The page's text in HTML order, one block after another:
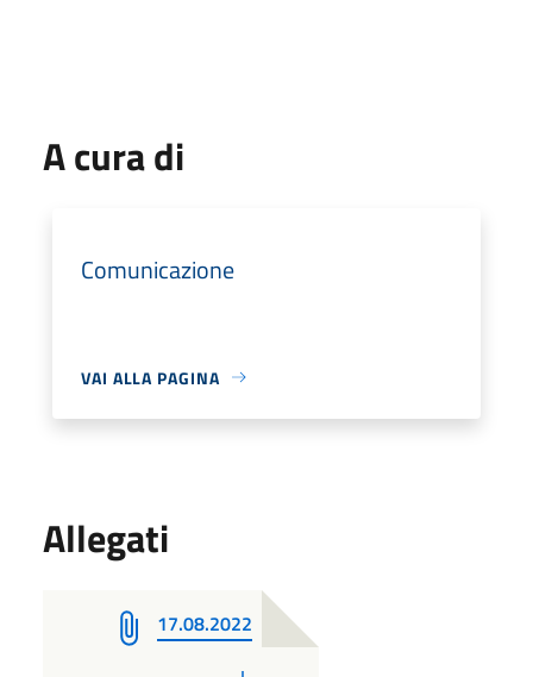
A cura di
Comunicazione
VAI ALLA PAGINA
Allegati
17.08.2022